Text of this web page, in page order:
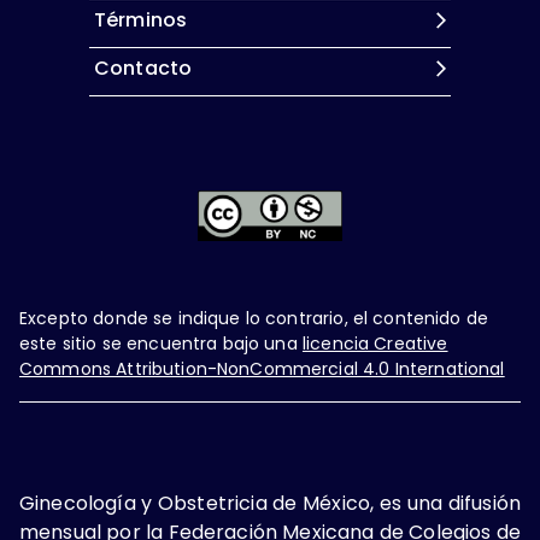
Términos
Contacto
Excepto donde se indique lo contrario, el contenido de
este sitio se encuentra bajo una licencia Creative
Commons Attribution-NonCommercial 4.0 International
Ginecología y Obstetricia de México, es una difusión
mensual por la Federación Mexicana de Colegios de